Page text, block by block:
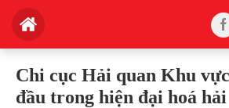
Chi cục Hải quan Khu
đầu trong hiện đại hoá